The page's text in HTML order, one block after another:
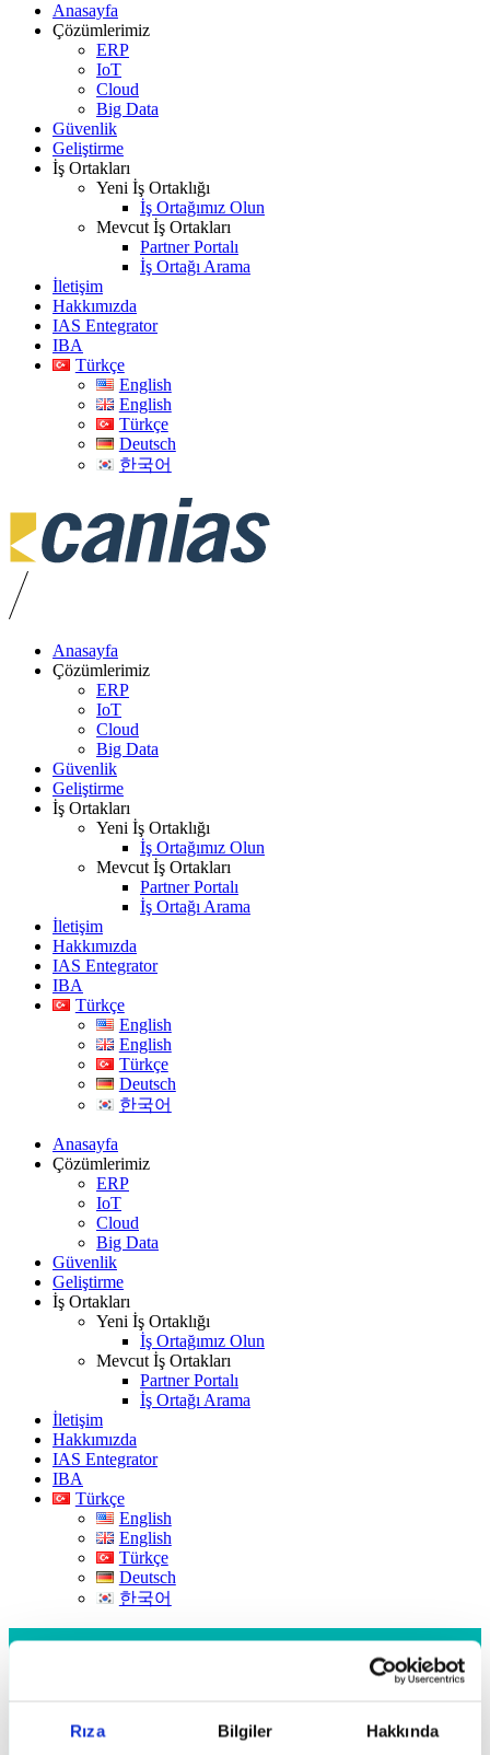
Rıza Bilgiler Hakkında
Anasayfa
Çözümlerimiz
ERP
IoT
Cloud
Big Data
Güvenlik
Geliştirme
İş Ortakları
Yeni İş Ortaklığı
İş Ortağımız Olun
Mevcut İş Ortakları
Partner Portalı
İş Ortağı Arama
İletişim
Hakkımızda
IAS Entegrator
IBA
Türkçe
English
English
Türkçe
Deutsch
한국어
Anasayfa
Çözümlerimiz
ERP
IoT
Cloud
Big Data
Güvenlik
Geliştirme
İş Ortakları
Yeni İş Ortaklığı
İş Ortağımız Olun
Mevcut İş Ortakları
Partner Portalı
İş Ortağı Arama
İletişim
Hakkımızda
IAS Entegrator
IBA
Türkçe
English
English
Türkçe
Deutsch
한국어
Anasayfa
Çözümlerimiz
ERP
IoT
Cloud
Big Data
Güvenlik
Geliştirme
İş Ortakları
Yeni İş Ortaklığı
İş Ortağımız Olun
Mevcut İş Ortakları
Partner Portalı
İş Ortağı Arama
İletişim
Hakkımızda
IAS Entegrator
IBA
Türkçe
English
English
Türkçe
Deutsch
한국어